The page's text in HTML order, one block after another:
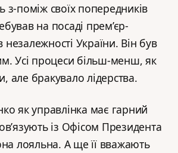
поміж своїх попередників
на посаді прем’єр-
незалежності України. Він був
Усі процеси більш-менш, як
але бракувало лідерства.
як управлінка має гарний
із Офісом Президента
лояльна. А ще її вважають